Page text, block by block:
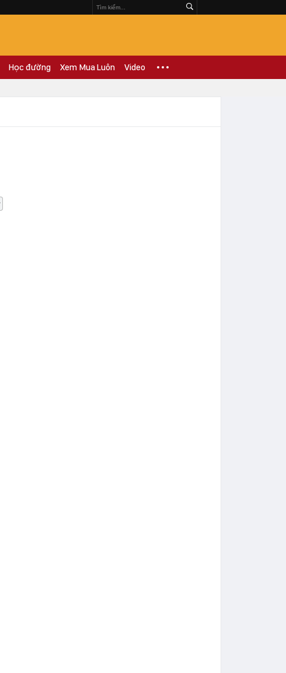
Học đường Xem Mua Luôn Video